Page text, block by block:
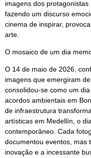
imagens dos
fazendo um discurso
cinema de inspirar,
arte.
O mosaico de um dia
O 14 de maio de 2026,
imagens que emergiram
consolidou-se como um
acordos ambientais em
de infraestrutura
artísticas em Medellín, o
contemporâneo. Cada
documentou eventos, mas
inovação e a incessante